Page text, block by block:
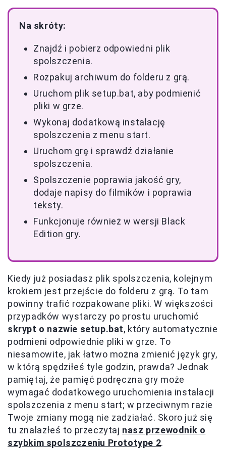
Na skróty:
Znajdź i pobierz odpowiedni plik
spolszczenia.
Rozpakuj archiwum do folderu z grą.
Uruchom plik setup.bat, aby podmienić
pliki w grze.
Wykonaj dodatkową instalację
spolszczenia z menu start.
Uruchom grę i sprawdź działanie
spolszczenia.
Spolszczenie poprawia jakość gry,
dodaje napisy do filmików i poprawia
teksty.
Funkcjonuje również w wersji Black
Edition gry.
Kiedy już posiadasz plik spolszczenia, kolejnym
krokiem jest przejście do folderu z grą. To tam
powinny trafić rozpakowane pliki. W większości
przypadków wystarczy po prostu uruchomić
skrypt o nazwie setup.bat, który automatycznie
podmieni odpowiednie pliki w grze. To
niesamowite, jak łatwo można zmienić język gry,
w którą spędziłeś tyle godzin, prawda? Jednak
pamiętaj, że pamięć podręczna gry może
wymagać dodatkowego uruchomienia instalacji
spolszczenia z menu start; w przeciwnym razie
Twoje zmiany mogą nie zadziałać. Skoro już się
tu znalazłeś to przeczytaj nasz przewodnik o
szybkim spolszczeniu Prototype 2.